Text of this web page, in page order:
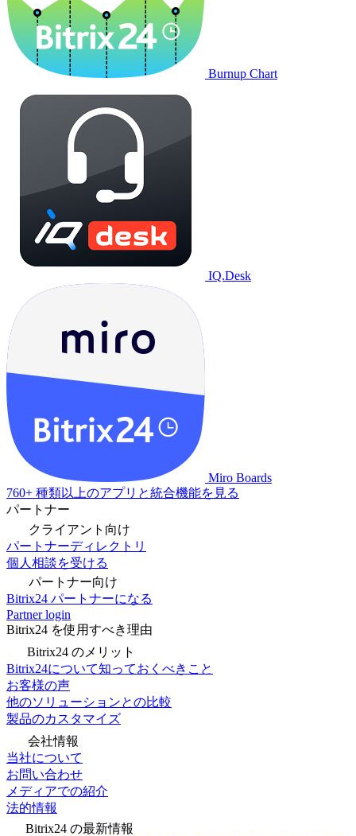
Burnup Chart
IQ.Desk
Miro Boards
760+ 種類以上のアプリと統合機能を見る
パートナー
クライアント向け
パートナーディレクトリ
個人相談を受ける
パートナー向け
Bitrix24 パートナーになる
Partner login
Bitrix24 を使用すべき理由
Bitrix24 のメリット
Bitrix24について知っておくべきこと
お客様の声
他のソリューションとの比較
製品のカスタマイズ
会社情報
当社について
お問い合わせ
メディアでの紹介
法的情報
Bitrix24 の最新情報